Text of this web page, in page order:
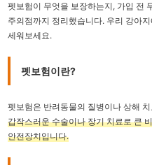
펫보험이 무엇을 보장하는지, 가입 전
주의점까지 정리했습니다. 우리 강아
세워보세요.
펫보험이란?
펫보험은 반려동물의 질병이나 상해
갑작스러운 수술이나 장기 치료로 큰
안전장치입니다.